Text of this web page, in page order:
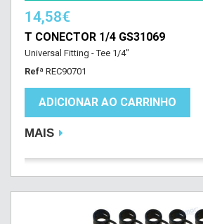
14,58€
T CONECTOR 1/4 GS31069
Universal Fitting - Tee 1/4"
Refª REC90701
ADICIONAR AO CARRINHO
MAIS